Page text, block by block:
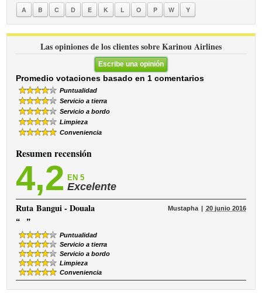
A B C D E K L O P W Y
Las opiniones de los clientes sobre Karinou Airlines
Escribe una opinión
Promedio votaciones basado en 1 comentarios
Puntualidad
Servicio a tierra
Servicio a bordo
Limpieza
Conveniencia
Resumen recensión
4,2 EN 5
Excelente
RutaBangui - Douala Mustapha 20 junio 2016
“ ”
Puntualidad
Servicio a tierra
Servicio a bordo
Limpieza
Conveniencia